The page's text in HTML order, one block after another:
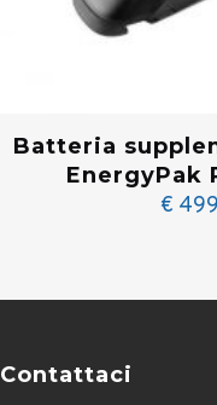
Batteria
EnergyPak
€
Contattaci